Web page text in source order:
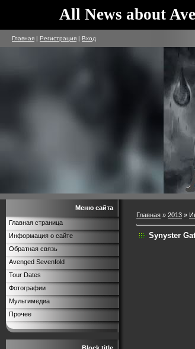
All News about
Главная | Регистрация | Вход
Меню сайта
Главная страница
Информация о сайте
Обратная связь
Avenged Sevenfold
Tour Dates
Фотографии
Мультимедиа
Прочее
Главная » 2013 »
Synyster